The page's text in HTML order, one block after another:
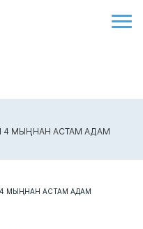
4 МЫҢНАН АСТАМ АДАМ